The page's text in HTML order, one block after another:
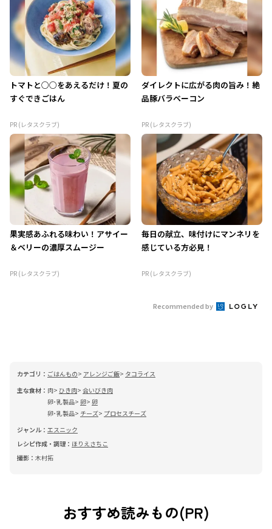
トマトと○○をあえるだけ！夏の
すぐできごはん
PR (レタスクラブ)
ダイレクトに広がる肉の旨み！絶
品豚バラベーコン
PR (レタスクラブ)
果実感あふれる味わい！アサイー
＆ベリーの濃厚スムージー
PR (レタスクラブ)
毎日の献立、味付けにマンネリを
感じている方必見！
PR (レタスクラブ)
Recommended by
カテゴリ： ごはんもの アレンジご飯
タコライス
主な食材： 肉 ひき肉 合いびき肉
卵･乳製品 卵 卵
卵･乳製品
チーズ
プロセスチーズ
ジャンル： エスニック
レシピ作成・調理： ほりえさちこ
撮影： 木村拓
おすすめ読みもの(PR)